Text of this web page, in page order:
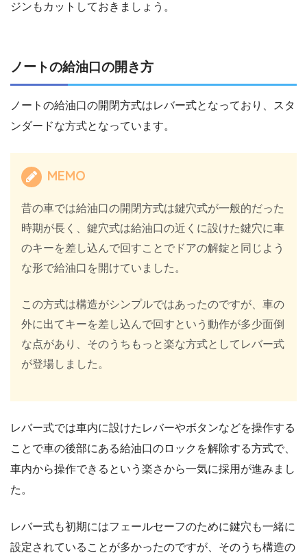
ジンもカットしておきましょう。
ノートの給油口の開き方
ノートの給油口の開閉方式はレバー式となっており、スタ
ンダードな方式となっています。
MEMO
昔の車では給油口の開閉方式は鍵穴式が一般的だった
時期が長く、鍵穴式は給油口の近くに設けた鍵穴に車
のキーを差し込んで回すことでドアの解錠と同じよう
な形で給油口を開けていました。
この方式は構造がシンプルではあったのですが、車の
外に出てキーを差し込んで回すという動作が多少面倒
な点があり、そのうちもっと楽な方式としてレバー式
が登場しました。
レバー式では車内に設けたレバーやボタンなどを操作する
ことで車の後部にある給油口のロックを解除する方式で、
車内から操作できるという楽さから一気に採用が進みまし
た。
レバー式も初期にはフェールセーフのために鍵穴も一緒に
設定されていることが多かったのですが、そのうち構造の